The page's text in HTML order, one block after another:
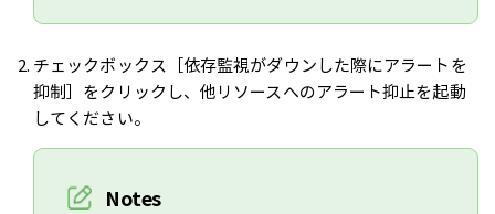
チェックボックス［依存監視がダウンした際にアラートを
抑制］をクリックし、他リソースへのアラート抑止を起動
してください。
Notes